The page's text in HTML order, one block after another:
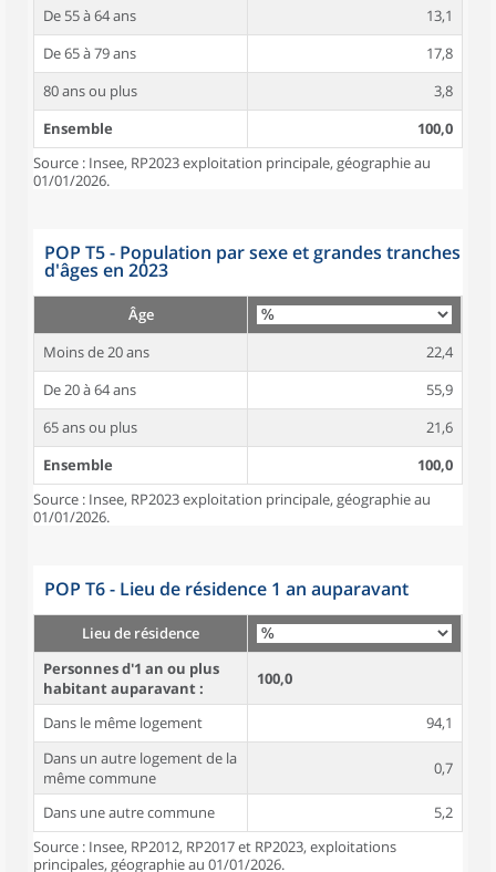
De 55 à 64 ans
13,1
De 65 à 79 ans
17,8
80 ans ou plus
3,8
Ensemble
100,0
Source : Insee, RP2023 exploitation principale, géographie au
01/01/2026.
POP T5 - Population par sexe et grandes tranches
d'âges en 2023
Âge
Moins de 20 ans
22,4
De 20 à 64 ans
55,9
65 ans ou plus
21,6
Ensemble
100,0
Source : Insee, RP2023 exploitation principale, géographie au
01/01/2026.
POP T6 - Lieu de résidence 1 an auparavant
Lieu de résidence
Personnes d'1 an ou plus
habitant auparavant :
100,0
Dans le même logement
94,1
Dans un autre logement de la
même commune
0,7
Dans une autre commune
5,2
Source : Insee, RP2012, RP2017 et RP2023, exploitations
principales, géographie au 01/01/2026.